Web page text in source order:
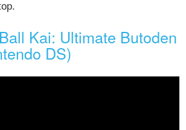
Kai: Ultimate Butoden
DS)